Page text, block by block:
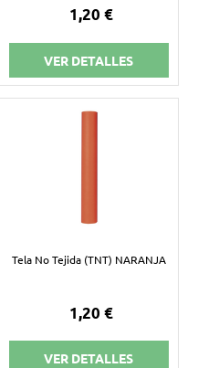
1,20 €
VER DETALLES
Tela No Tejida (TNT) NARANJA
1,20 €
VER DETALLES